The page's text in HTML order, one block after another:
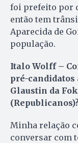
foi prefeito por
então tem
Aparecida de
população.
Italo Wolff –
pré-candidatos
Glaustin da
Minha relação
conversar com